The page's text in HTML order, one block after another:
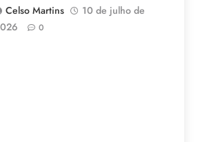
Celso Martins
10 de julho de
0